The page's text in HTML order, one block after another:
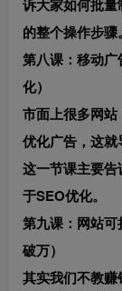
诉大家如何批
的整个操作步骤。
第八课：移动
化）
市面上很多网
优化广告，这
这一节课主要
于SEO优化。
第九课：网站
破万）
其实我们不教